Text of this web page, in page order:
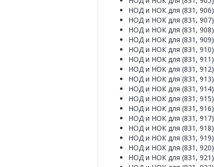
НОД и НОК для (831, 906)
НОД и НОК для (831, 907)
НОД и НОК для (831, 908)
НОД и НОК для (831, 909)
НОД и НОК для (831, 910)
НОД и НОК для (831, 911)
НОД и НОК для (831, 912)
НОД и НОК для (831, 913)
НОД и НОК для (831, 914)
НОД и НОК для (831, 915)
НОД и НОК для (831, 916)
НОД и НОК для (831, 917)
НОД и НОК для (831, 918)
НОД и НОК для (831, 919)
НОД и НОК для (831, 920)
НОД и НОК для (831, 921)